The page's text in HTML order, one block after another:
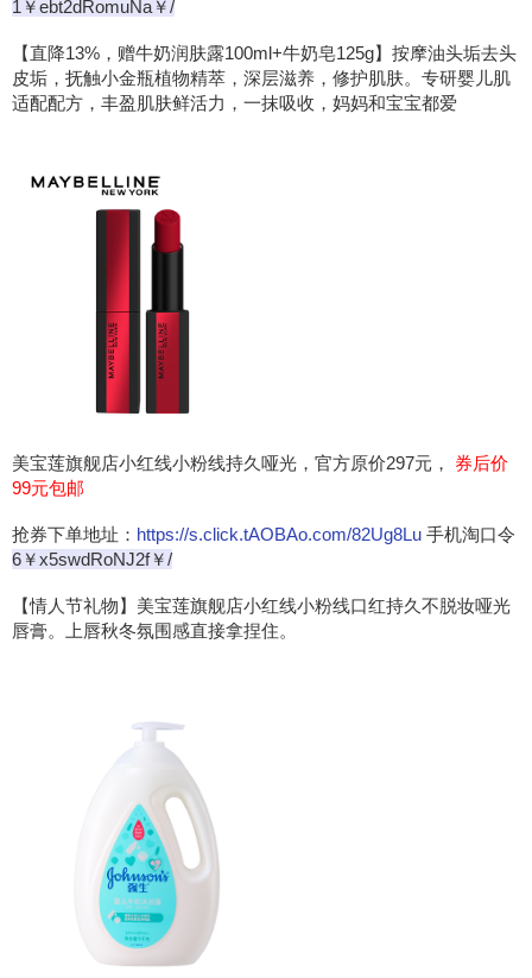
1￥ebt2dRomuNa￥/
【直降13%，赠牛奶润肤露100ml+牛奶皂125g】按摩油头垢去头
皮垢，抚触小金瓶植物精萃，深层滋养，修护肌肤。专研婴儿肌
适配配方，丰盈肌肤鲜活力，一抹吸收，妈妈和宝宝都爱
美宝莲旗舰店小红线小粉线持久哑光，官方原价297元， 券后价
99元包邮
抢券下单地址： https://s.click.tAOBAo.com/82Ug8Lu 手机淘口令
6￥x5swdRoNJ2f￥/
【情人节礼物】美宝莲旗舰店小红线小粉线口红持久不脱妆哑光
唇膏。上唇秋冬氛围感直接拿捏住。